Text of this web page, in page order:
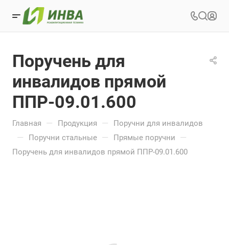
Поручень для
инвалидов прямой
ППР-09.01.600
Главная — Продукция — Поручни для инвалидов
— Поручни стальные — Прямые поручни —
Поручень для инвалидов прямой ППР-09.01.600